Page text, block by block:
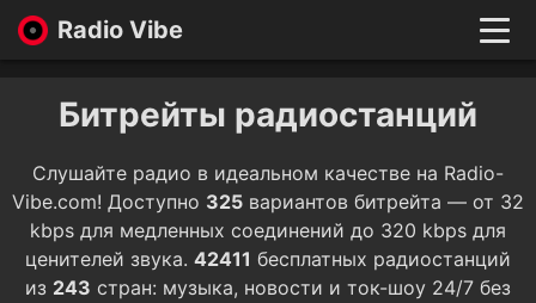
Radio Vibe
New
Genres
Likes
Top 100
Favorites
Войти
Битрейты радиостанций
Слушайте радио в идеальном качестве на Radio-
Vibe.com! Доступно 325 вариантов битрейта — от 32
kbps для медленных соединений до 320 kbps для
ценителей звука. 42411 бесплатных радиостанций
из 243 стран: музыка, новости и ток-шоу 24/7 без